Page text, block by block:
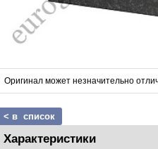
Оригинал может незначительно
< в список
Характеристики